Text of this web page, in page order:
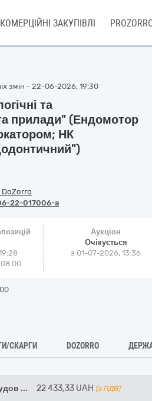
КОМЕРЦІЙНІ ЗАКУПІВЛІ
змін - 22-06-2026, 19:30
та
прилади" (Ендомотор
НК
DoZorro
22-017006-a
Аукціон
Очікується
з 01-07-2026, 13:36
СКАРГИ DOZORRO
... 22 433,33 UAH (з ПДВ)